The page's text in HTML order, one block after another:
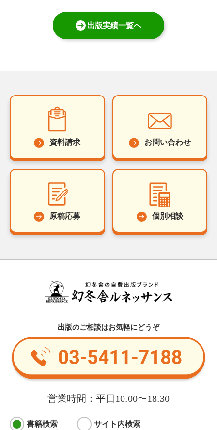
出版実績一覧へ
資料請求 お問い合わせ
原稿応募 個別相談
出版のご相談はお気軽にどうぞ
営業時間：平日10:00〜18:30
書籍検索 サイト内検索